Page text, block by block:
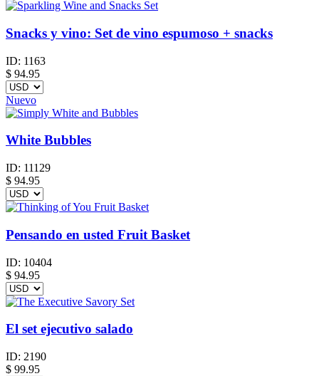
Snacks y vino: Set de vino espumoso + snacks
ID: 1163
$ 94.95
Nuevo
White Bubbles
ID: 11129
$ 94.95
Pensando en usted Fruit Basket
ID: 10404
$ 94.95
El set ejecutivo salado
ID: 2190
$ 99.95